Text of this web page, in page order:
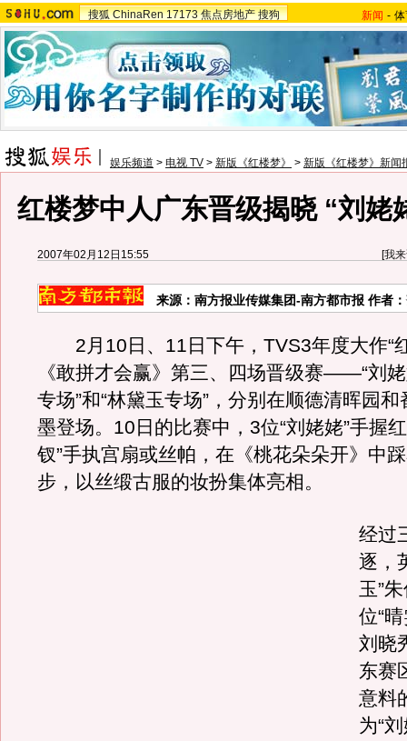
搜狐 ChinaRen 17173 焦点房地产 搜狗 新闻 -
娱乐频道 > 电视 TV > 新版《红楼梦》 > 新版《红楼梦》新闻
红楼梦中人广东晋级揭晓 “刘姥
2007年02月12日15:55 [我
来源：南方报业传媒集团-南方都市报 作者
2月10日、11日下午，TVS3年度大作“
《敢拼才会赢》第三、四场晋级赛——“刘
专场”和“林黛玉专场”，分别在顺德清晖园
墨登场。10日的比赛中，3位“刘姥姥”手握
钗”手执宫扇或丝帕，在《桃花朵朵开》中
步，以丝缎古服的妆扮集体亮相。
经过
逐，
玉”
位“
刘晓
东赛
意料
为“